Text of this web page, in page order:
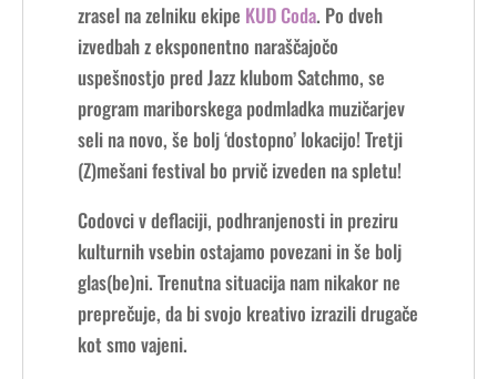
zrasel na zelniku ekipe KUD Coda. Po dveh
izvedbah z eksponentno naraščajočo
uspešnostjo pred Jazz klubom Satchmo, se
program mariborskega podmladka muzičarjev
seli na novo, še bolj ‘dostopno’ lokacijo! Tretji
(Z)mešani festival bo prvič izveden na spletu!
Codovci v deflaciji, podhranjenosti in preziru
kulturnih vsebin ostajamo povezani in še bolj
glas(be)ni. Trenutna situacija nam nikakor ne
preprečuje, da bi svojo kreativo izrazili drugače
kot smo vajeni.